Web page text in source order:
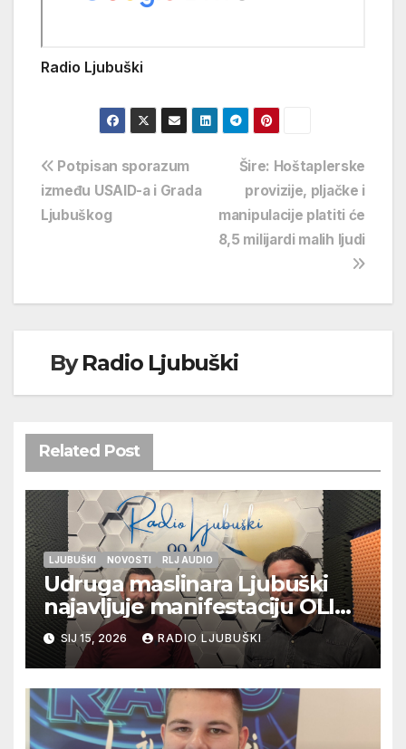
Radio Ljubuški
Navigacija
objava
Šire: Hoštaplerske
provizije, pljačke i
manipulacije platiti će
8,5 milijardi malih ljudi
Potpisan sporazum
između USAID-a i Grada
Ljubuškog
ByRadio Ljubuški
Related Post
LJUBUŠKI NOVOSTI RLJ AUDIO
Udruga maslinara Ljubuški
najavljuje manifestaciju OLIV-
ERA
SIJ 15, 2026 RADIO LJUBUŠKI